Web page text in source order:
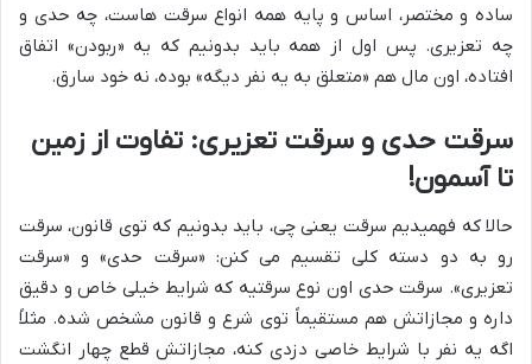
ساده و مختصر، اساس و پایه همه انواع سرقت هاست، چه حدی و
چه تعزیری. پس اول از همه باید بدونیم که یه «ربودن» اتفاق
افتاده، اون مال هم «متعلق به یه نفر دیگه» بوده، نه خود سارق.
سرقت حدی و سرقت تعزیری: تفاوت از زمین
تا آسمون!
حالا که فهمیدیم سرقت یعنی چی، باید بدونیم که توی قانون، سرقت
رو به دو دسته کلی تقسیم می کنن: «سرقت حدی» و «سرقت
تعزیری». سرقت حدی اون نوع سرقتیه که شرایط خیلی خاص و دقیق
داره و مجازاتش هم مستقیماً توی شرع و قانون مشخص شده. مثلاً
اگه یه نفر با شرایط خاصی دزدی کنه، مجازاتش قطع چهار انگشت